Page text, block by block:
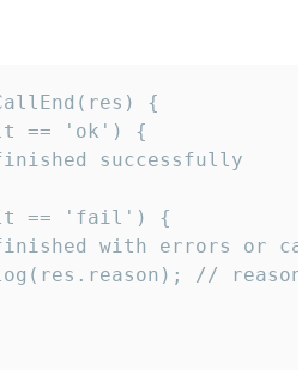
{
== 'ok') {
successfully
== 'fail') {
with errors or
//